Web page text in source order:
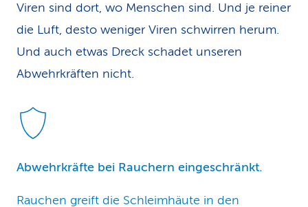
Viren sind dort, wo Menschen sind. Und je reiner
die Luft, desto weniger Viren schwirren herum.
Und auch etwas Dreck schadet unseren
Abwehrkräften nicht.
Abwehrkräfte bei Rauchern eingeschränkt.
Rauchen greift die Schleimhäute in den